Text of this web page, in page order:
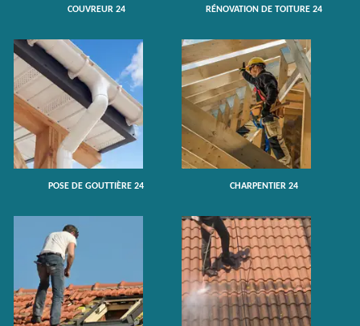
COUVREUR 24 RÉNOVATION DE TOITURE 24
POSE DE GOUTTIÈRE 24 CHARPENTIER 24